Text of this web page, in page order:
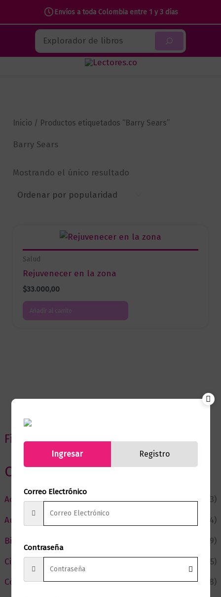
Envíos a toda Colombia entre 1 y 3 días
contenido
Buscar
Filtrar por precio
Categorias
Actualidad
(53)
Autor del Mes
(4)
Bienestar
(229)
Ciencia y Conocimiento
(75)
Cómic y Fantasía
(88)
Inicio / Productos etiquetados “Barry Sears”
Barry Sears
Mostrando el único resultado
Salud
Rejuvenecer en la zona
$33.000,00
Añadir al carrito
Ingresar Registro
Correo Electrónico
Contraseña